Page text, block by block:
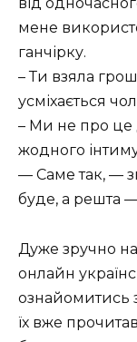
від
мене
ганчірку.
– Ти взяла
усміхається
– Ми не про це
жодного
— Саме так, —
буде, а решта —
Дуже зручно
онлайн
ознайомитись
їх вже